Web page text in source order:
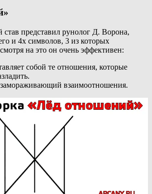
представил рунолог Д. Ворона,
и 4х символов, 3 из которых
на это он очень эффективен:
собой те отношения, которые
взаимоотношения.